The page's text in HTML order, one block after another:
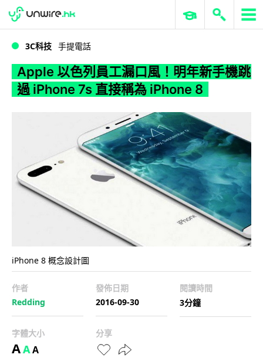
WWDC 2026 ERP 與商業 AI
3C科技 手提電話
Apple 以色列員工漏口風！明年新手機跳
過 iPhone 7s 直接稱為 iPhone 8
iPhone 8 概念設計圖
作者
Redding
發佈日期
2016-09-30
閱讀時間
3分鐘
字體大小
AAA
分享